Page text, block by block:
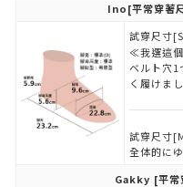
Ino[平常穿著
試穿尺寸
≪我選這
ベルト穴1
く履けま
試穿尺寸
全体的に
Gakky [平